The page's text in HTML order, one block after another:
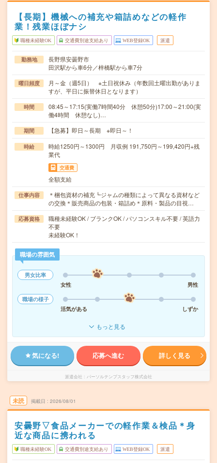
【長期】機械への補充や箱詰めなどの軽作
業！残業ほぼナシ
職種未経験OK 交通費別途支給あり WEB登録OK 派遣
勤務地
長野県安曇野市
田沢駅から車6分／梓橋駅から車7分
曜日頻度
月～金（週5日） ※土日祝休み（年数回土曜出勤がありま
すが、平日に振替休日となります）
時間
08:45～17:15(実働7時間40分 休憩50分)17:00～21:00(実
働4時間 休憩なし)…
期間 【急募】即日～長期 ※即日～！
時給
時給1250円～1300円 月収例 191,750円～199,420円+残
業代
交通費
全額支給
仕事内容
＊梱包資材の補充┗ジャムの種類によって異なる資材など
の交換＊販売商品の包装・箱詰め＊原料・製品の目視…
応募資格
職種未経験OK / ブランクOK / パソコンスキル不要 / 英語力
不要
未経験OK！
職場の雰囲気
男女比率
女性
男性
職場の様子
活気がある
しずか
もっと見る
気になる! 応募へ進む 詳しく見る
派遣会社 パーソルテンプスタッフ株式会社
未読 掲載日 2026/08/01
安曇野▽食品メーカーでの軽作業＆検品＊身
近な商品に携われる
職種未経験OK 交通費別途支給あり WEB登録OK 派遣